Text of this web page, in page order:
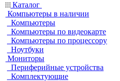
Каталог
Компьютеры в наличии
Компьютеры
Компьютеры по видеокарте
Компьютеры по процессору
Ноутбуки
Мониторы
Периферийные устройства
Комплектующие